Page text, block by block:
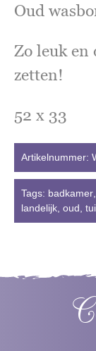
Oud
Zo leuk en
zetten!
52 x 33
Artikelnummer:
Tags: badkamer
landelijk oud